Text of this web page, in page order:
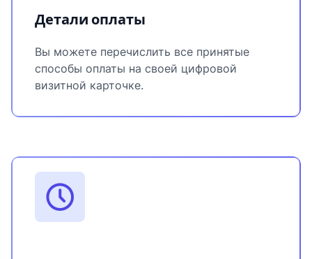
Детали оплаты
Вы можете перечислить все принятые
способы оплаты на своей цифровой
визитной карточке.